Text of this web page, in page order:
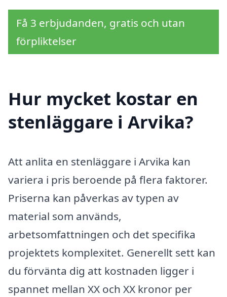
Få 3 erbjudanden, gratis och utan
förpliktelser
Hur mycket kostar en
stenläggare i Arvika?
Att anlita en stenläggare i Arvika kan
variera i pris beroende på flera faktorer.
Priserna kan påverkas av typen av
material som används,
arbetsomfattningen och det specifika
projektets komplexitet. Generellt sett kan
du förvänta dig att kostnaden ligger i
spannet mellan XX och XX kronor per